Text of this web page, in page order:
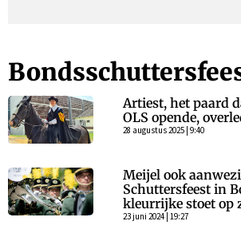
Artiest, het paard
OLS opende,
28 augustus 2025 | 9:40
Meijel ook
Schuttersfeest in
kleurrijke stoet op
23 juni 2024 | 19:27